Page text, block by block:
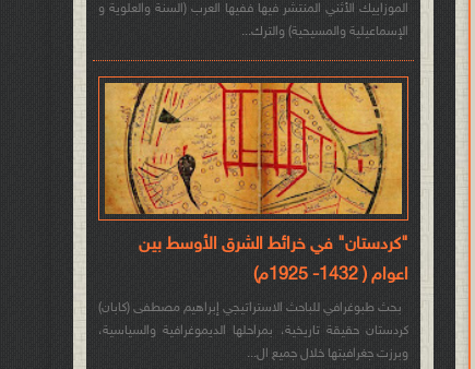
الموزاييك الأثني المنتشر فيها ففيها العرب (السنة والعلوية و
الإسماعيلية والمسيحية) والترك...
"كردستان" في خرائط الشرق الأوسط بين
اعوام ( 1432- 1925م)
بحث طبوغرافي للباحث الاستراتيجي إبراهيم مصطفى (كابان)
كردستان حقيقة تاريخية، بمراحلها الديموغرافية والسياسية،
وبرزت جغرافيتها خلال جميع ال...